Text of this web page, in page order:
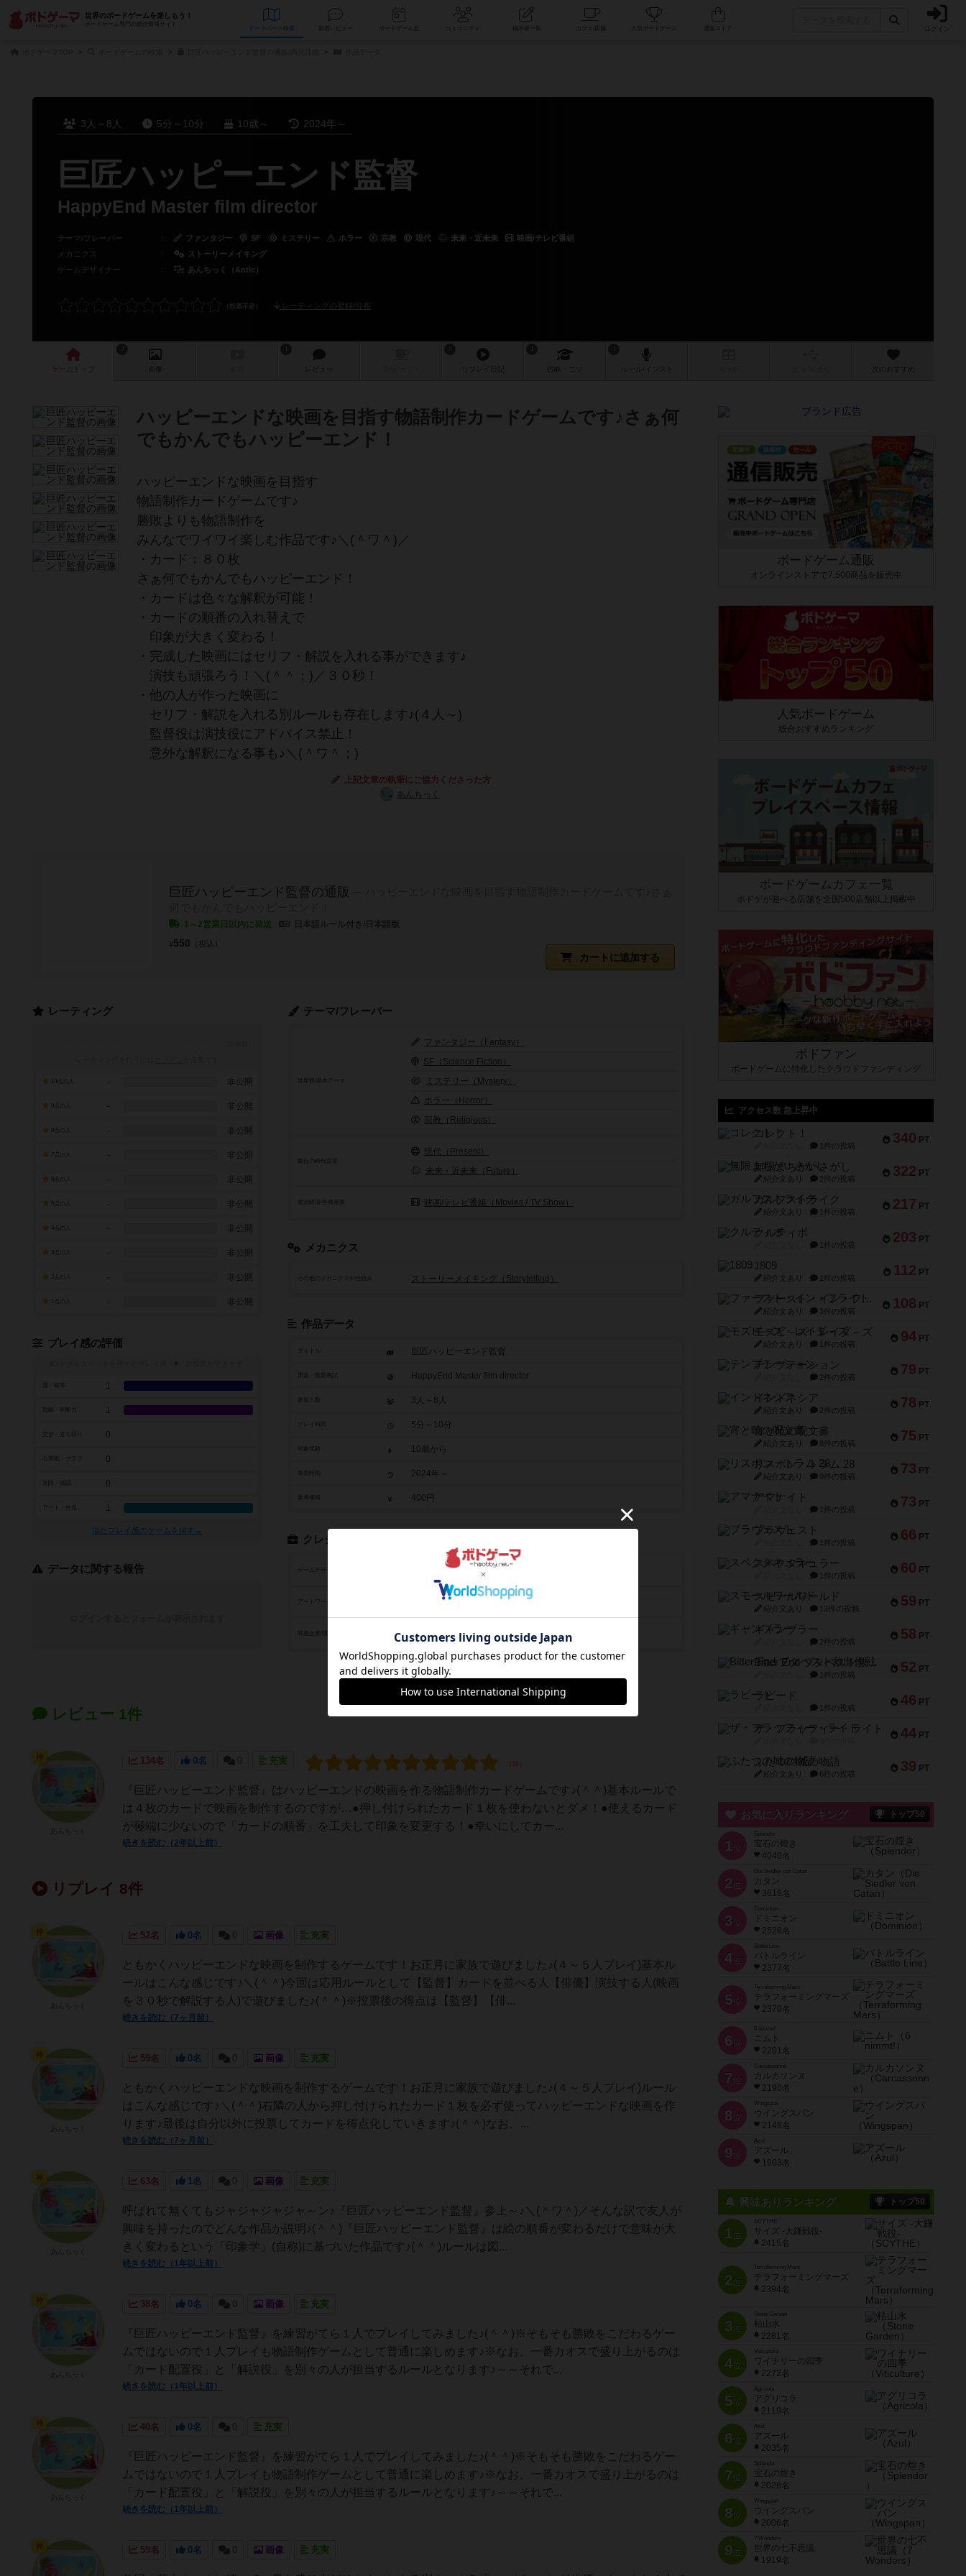
世界のボードゲームを楽しもう！
ボードゲーム専門の総合情報サイト
データベース コミュニティ 人気ボードゲーム ログイン
3人～8人 5分～10分 10歳～ 2024年～
巨匠ハッピーエンド監督
HappyEnd Master film director
テーマ/フレーバー ： ファンタジー SF ミステリー ホラー 宗教 現代 未来・近未来
映画/テレビ番組
メカニクス
：
ストーリーメイキング
ゲームデザイナー
： あんちっく（Antic）
レーティングの登録/分布
ゲーム 画像 レビュー 戦略 次のおすすめ
ハッピーエンドな映画を目指す物語制作カードゲームです♪さぁ何
でもかんでもハッピーエンド！
ハッピーエンドな映画を目指す
物語制作カードゲームです♪
勝敗よりも物語制作を
みんなでワイワイ楽しむ作品です♪＼(＾ワ＾)／
・カード：８０枚
さぁ何でもかんでもハッピーエンド！
・カードは色々な解釈が可能！
・カードの順番の入れ替えで
印象が大きく変わる！
・完成した映画にはセリフ・解説を入れる事ができます♪
演技も頑張ろう！＼(＾＾；)／３０秒！
・他の人が作った映画に
セリフ・解説を入れる別ルールも存在します♪(４人～)
監督役は演技役にアドバイス禁止！
意外な解釈になる事も♪＼(＾ワ＾；)
上記文章の執筆にご協力くださった方
あんちっく
巨匠ハッピーエンド監督の通販
1～2営業日以内に発送
カートに追加する
¥550 （税込）
テーマ/フレーバー
世界観/基本テーマ
ファンタジー（Fantasy）
SF（Science Fiction）
ミステリー（Mystery）
ホラー（Horror）
宗教（Religious）
舞台の時代背景
現代（Present）
未来・近未来（Future）
政治経済/各種産業 映画/テレビ番組（Movies / TV Show）
メカニクス
その他のメカニクスや仕組み ストーリーメイキング（Storytelling）
作品データ
タイトル 巨匠ハッピーエンド監督
HappyEnd Master film director
参加人数 3人～8人
5分～10分
10歳から
2024年～
参考価格 400円
クレジット
ゲームデザイン あんちっく（Antic）
あんちっく（Antic）
あんちっく（Antic）
レーティング
- 非公開
- 非公開
- 非公開
7点の人 - 非公開
- 非公開
- 非公開
- 非公開
- 非公開
- 非公開
- 非公開
プレイ感の評価
※
1
戦略・判断力 1
0
0
0
アート・外見 1
似たプレイ感のゲームを探す→
データに関する報告
レビュー 1件
134名 0名 0 充実
『巨匠ハッピーエンド監督』はハッピーエンドの映画を作る物語制作カードゲームです♪(＾＾)基本ルールで
は４枚のカードで映画を制作するのですが…●押し付けられたカード１枚を使わないとダメ！●使えるカード
が極端に少ないので「カードの順番」を工夫して印象を変更する！●幸いにしてカー...
続きを読む（2年以上前）
リプレイ 8件
52名 0名 0 画像 充実
ともかくハッピーエンドな映画を制作するゲームです！お正月に家族で遊びました♪(４～５人プレイ)基本ル
ールはこんな感じです♪＼(＾＾)今回は応用ルールとして【監督】カードを並べる人【俳優】演技する人(映画
を３０秒で解説する人)で遊びました♪(＾＾)※投票後の得点は【監督】【俳...
続きを読む（7ヶ月前）
59名 0名 0 画像 充実
ともかくハッピーエンドな映画を制作するゲームです！お正月に家族で遊びました♪(４～５人プレイ)ルール
はこんな感じです♪＼(＾＾)右隣の人から押し付けられたカード１枚を必ず使ってハッピーエンドな映画を作
ります♪最後は自分以外に投票してカードを得点化していきます♪(＾＾)なお、...
続きを読む（7ヶ月前）
63名 1名 0 画像 充実
呼ばれて無くてもジャジャジャジャ～ン♪『巨匠ハッピーエンド監督』参上～♪＼(＾ワ＾)／そんな訳で友人が
興味を持ったのでどんな作品か説明♪(＾＾)『巨匠ハッピーエンド監督』は絵の順番が変わるだけで意味が大
きく変わるという「印象学」(自称)に基づいた作品です♪(＾＾)ルールは図...
続きを読む（1年以上前）
38名 0名 0 画像 充実
『巨匠ハッピーエンド監督』を練習がてら１人でプレイしてみました♪(＾＾)※そもそも勝敗をこだわるゲー
ムではないので１人プレイも物語制作ゲームとして普通に楽しめます♪※なお、一番カオスで盛り上がるのは
「カード配置役」と「解説役」を別々の人が担当するルールとなります♪～～それで...
続きを読む（1年以上前）
40名 0名 0 充実
『巨匠ハッピーエンド監督』を練習がてら１人でプレイしてみました♪(＾＾)※そもそも勝敗をこだわるゲー
ムではないので１人プレイも物語制作ゲームとして普通に楽しめます♪※なお、一番カオスで盛り上がるのは
「カード配置役」と「解説役」を別々の人が担当するルールとなります♪～～それで...
続きを読む（1年以上前）
59名 0名 0 画像 充実
ボードゲーム通販
オンラインストアで7,500商品を販売中
人気ボードゲーム
総合おすすめランキング
ボードゲームカフェ一覧
ボドゲが遊べる店舗を全国500店舗以上掲載中
ボドファン
ボードゲームに特化したクラウドファンディング
アクセス数 急上昇中
340 PT
コレクト！
1件の投稿
322 PT
無限まちがいさがし
紹介文あり 2件の投稿
217 PT
ガルフストライク
紹介文あり 1件の投稿
203 PT
クルティボ
1件の投稿
112 PT
1809
紹介文あり 1件の投稿
108 PT
ファースト・イン・フライト
紹介文あり 3件の投稿
94 PT
モズビ－ズ・レイダ－ズ
紹介文あり 1件の投稿
79 PT
テンプテーション
2件の投稿
78 PT
インドネシア
紹介文あり 2件の投稿
75 PT
宵と暁の呪文書
紹介文あり 8件の投稿
73 PT
リスボン・トラム 28
紹介文あり 9件の投稿
73 PT
アマナイト
1件の投稿
66 PT
ブラヴェスト
1件の投稿
60 PT
スペクタキュラー
1件の投稿
59 PT
スモールワールド
紹介文あり 13件の投稿
58 PT
ギャンブラー
2件の投稿
52 PT
Bitter End ブタペスト救出作戦
1件の投稿
46 PT
ラピード
1件の投稿
44 PT
ザ・フラッフィー・ライト
39 PT
ふたつの城の物語
紹介文あり 6件の投稿
お気に入りランキング トップ50
1 位
宝石の煌き
4040名
2 位
Die Siedler von Catan
カタン
3616名
3 位
ドミニオン
2528名
4位
Battle Line
バトルライン
2377名
5 位
Terraforming Mars
テラフォーミングマーズ
2370名
6 位
ニムト
2201名
7 位
Carcassonne
カルカソンヌ
2190名
8 位
Wingspan
ウイングスパン
2149名
9 位
Azul
アズール
1903名
興味ありランキング トップ50
1位
SCYTHE
サイズ -大鎌戦役-
2415名
2位
Terraforming Mars
テラフォーミングマーズ
2394名
3位
Stone Garden
枯山水
2281名
4位
Viticulture
ワイナリーの四季
2272名
5位
Agricola
アグリコラ
2119名
6位
Azul
アズール
2035名
7位
宝石の煌き
2028名
8位
Wingspan
ウイングスパン
2006名
9位
7 Wonders
世界の七不思議
1919名